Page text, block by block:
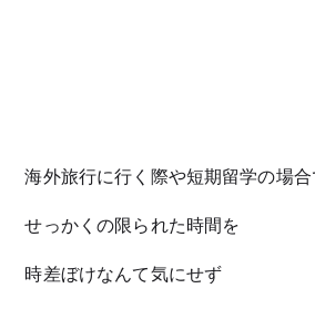
海外旅行に行く際や短期留学の場合
せっかくの限られた時間を
時差ぼけなんて気にせず